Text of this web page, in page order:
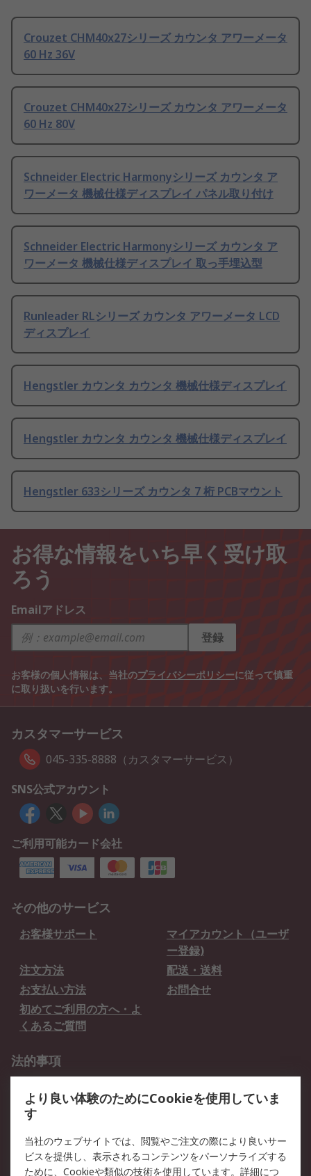
Crouzet CHM40x27シリーズ カウンタ アワーメータ
60 Hz 36V
Crouzet CHM40x27シリーズ カウンタ アワーメータ
60 Hz 80V
Schneider Electric Harmonyシリーズ カウンタ ア
ワーメータ 機械仕様ディスプレイ パネル取り付け
Schneider Electric Harmonyシリーズ カウンタ ア
ワーメータ 機械仕様ディスプレイ 取っ手埋込型
Runleader RLシリーズ カウンタ アワーメータ LCD
ディスプレイ
Hengstler カウンタ カウンタ 機械仕様ディスプレイ
Hengstler カウンタ カウンタ 機械仕様ディスプレイ
Hengstler 633シリーズ カウンタ 7 桁 PCBマウント
お得な情報をいち早く受け取
ろう
Emailアドレス
登録
お客様の個人情報は、当社のプライバシーポリシーに従って慎重
に取り扱いを行います。
カスタマーサービス
045-335-8888（カスタマーサービス）
SNS公式アカウント
ご利用可能カード会社
その他のサービス
お客様サポート
マイアカウント（ユーザ
ー登録)
注文方法
配送・送料
お支払い方法
お問合せ
初めてご利用の方へ・よ
くあるご質問
法的事項
クッキーポリシー
RSについて
会社概要 採用情報
より良い体験のためにCookieを使用していま
す
当社のウェブサイトでは、閲覧やご注文の際により良いサー
ビスを提供し、表示されるコンテンツをパーソナライズする
ために、Cookieや類似の技術を使用しています。詳細につ